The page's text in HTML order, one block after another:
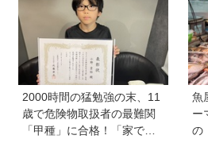
糖の種類を変えることで、
クッキーの出来上がりにど
んな変化が起こるのかを徹
底検証！
2000時間の猛勉強の末、11
歳で危険物取扱者の最難関
「甲種」に合格！「家で両
魚
ー
の